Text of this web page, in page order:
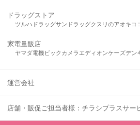
ドラッグストア
ツルハドラッグサンドラッグクスリのアオキ コ
家電量販店
ヤマダ電機ビックカメラ エディオンケーズデン
運営会社
店舗・販促ご担当者様：チラシプラスサー